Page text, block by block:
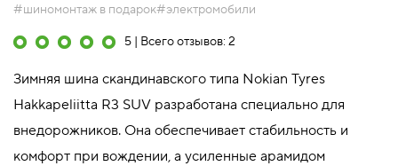
#шиномонтаж в подарок#электромобили
5 | Всего отзывов: 2
Зимняя шина скандинавского типа Nokian Tyres
Hakkapeliitta R3 SUV разработана специально для
внедорожников. Она обеспечивает стабильность и
комфорт при вождении, а усиленные арамидом